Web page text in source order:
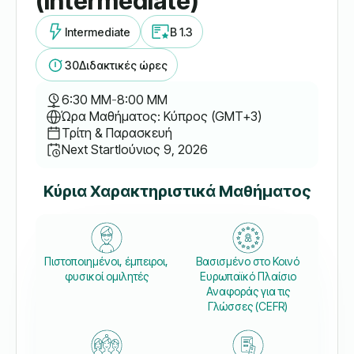
Intermediate B 1.3
30Διδακτικές ώρες
6:30 ΜΜ-8:00 ΜΜ
Ώρα Μαθήματος: Κύπρος (GMT+3)
Τρίτη & Παρασκευή
Next StartΙούνιος 9, 2026
Κύρια Χαρακτηριστικά Μαθήματος
Πιστοποιημένοι, έμπειροι,
φυσικοί ομιλητές
Βασισμένο στο Κοινό
Ευρωπαϊκό Πλαίσιο
Αναφοράς για τις
Γλώσσες (CEFR)